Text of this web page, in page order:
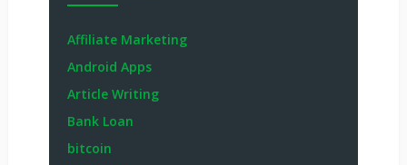
Affiliate Marketing
Android Apps
Article Writing
Bank Loan
bitcoin